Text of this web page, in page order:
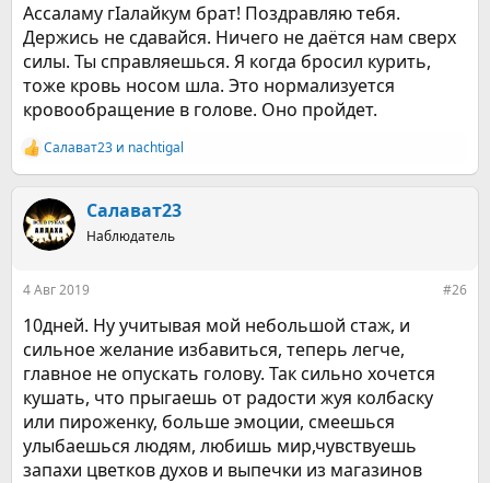
Ассаламу гӀалайкум брат! Поздравляю тебя.
Держись не сдавайся. Ничего не даётся нам сверх
силы. Ты справляешься. Я когда бросил курить,
тоже кровь носом шла. Это нормализуется
кровообращение в голове. Оно пройдет.
Р
е
к
ц
и
Салават23 и nachtigal
Салават23
Наблюдатель
4 Авг 2019 #26
10дней. Ну учитывая мой небольшой стаж, и
сильное желание избавиться, теперь легче,
главное не опускать голову. Так сильно хочется
кушать, что прыгаешь от радости жуя колбаску
или пироженку, больше эмоции, смеешься
улыбаешься людям, любишь мир,чувствуешь
запахи цветков духов и выпечки из магазинов